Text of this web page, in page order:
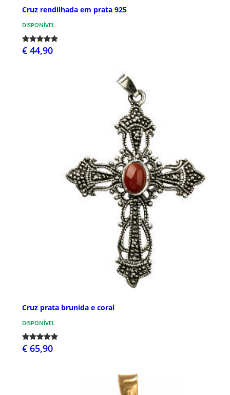
Cruz rendilhada em prata 925
DISPONÍVEL
€ 44,90
Cruz prata brunida e coral
DISPONÍVEL
€ 65,90